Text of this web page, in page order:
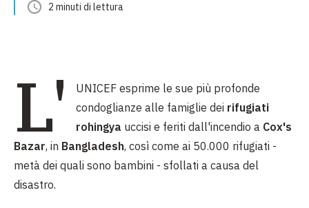
2 minuti di lettura
L'
UNICEF esprime le sue più profonde
condoglianze alle famiglie dei rifugiati
rohingya uccisi e feriti dall'incendio a Cox's
Bazar, in Bangladesh, così come ai 50.000 rifugiati -
metà dei quali sono bambini - sfollati a causa del
disastro.